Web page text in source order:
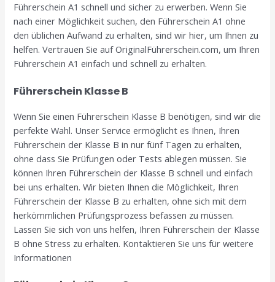
Führerschein A1 schnell und sicher zu erwerben. Wenn Sie
nach einer Möglichkeit suchen, den Führerschein A1 ohne
den üblichen Aufwand zu erhalten, sind wir hier, um Ihnen zu
helfen. Vertrauen Sie auf OriginalFührerschein.com, um Ihren
Führerschein A1 einfach und schnell zu erhalten.
Führerschein Klasse B
Wenn Sie einen Führerschein Klasse B benötigen, sind wir die
perfekte Wahl. Unser Service ermöglicht es Ihnen, Ihren
Führerschein der Klasse B in nur fünf Tagen zu erhalten,
ohne dass Sie Prüfungen oder Tests ablegen müssen. Sie
können Ihren Führerschein der Klasse B schnell und einfach
bei uns erhalten. Wir bieten Ihnen die Möglichkeit, Ihren
Führerschein der Klasse B zu erhalten, ohne sich mit dem
herkömmlichen Prüfungsprozess befassen zu müssen.
Lassen Sie sich von uns helfen, Ihren Führerschein der Klasse
B ohne Stress zu erhalten. Kontaktieren Sie uns für weitere
Informationen